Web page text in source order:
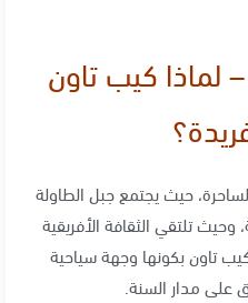
لماذا كيب تاون
حيث يجتمع جبل الطاولة
تلتقي الثقافة الأفريقية
تاون بكونها وجهة سياحية
على مدار السنة.